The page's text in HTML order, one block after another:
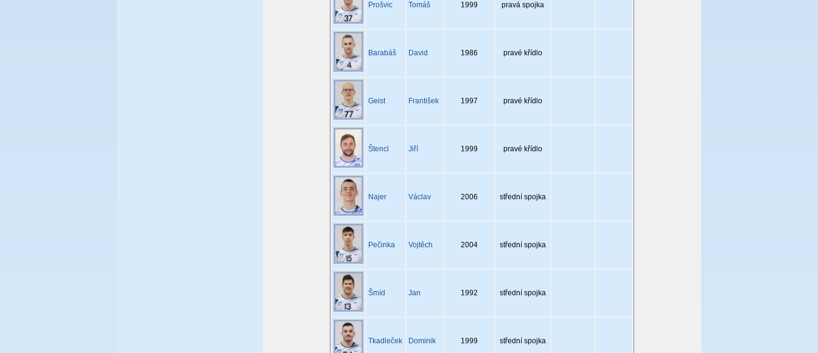
Prošvic Tomáš 1999 pravá spojka
Barabáš David 1986 pravé křídlo
Geist František 1997 pravé křídlo
Štencl Jiří 1999 pravé křídlo
Najer Václav 2006 střední spojka
Pečinka Vojtěch 2004 střední spojka
Šmíd Jan 1992 střední spojka
Tkadleček Dominik 1999 střední spojka